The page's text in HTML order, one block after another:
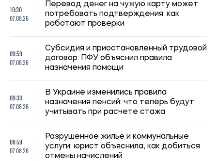
10:30
07.08.26
Перевод денег на чужую карту может
потребовать подтверждения: как
работают проверки
09:59
07.08.26
Субсидия и приостановленный трудовой
договор: ПФУ объяснил правила
назначения помощи
09:30
07.08.26
В Украине изменились правила
назначения пенсий: что теперь будут
учитывать при расчете стажа
08:59
07.08.26
Разрушенное жилье и коммунальные
услуги: юрист объяснила, как добиться
отмены начислений